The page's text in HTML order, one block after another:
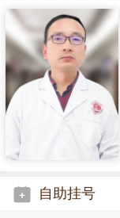
自助挂号